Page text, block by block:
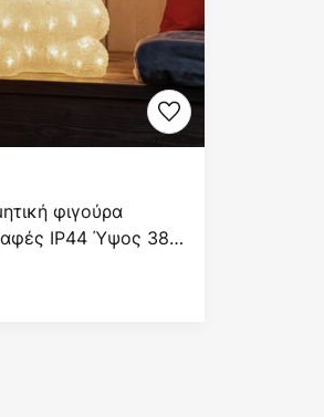
φιγούρα
IP44 Ύψος 38